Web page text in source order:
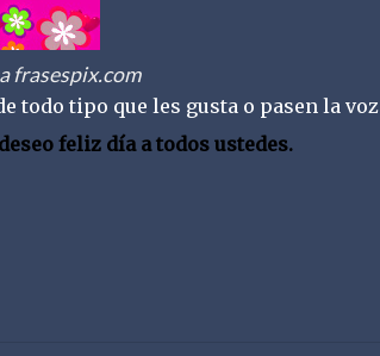
frasespix.com
todo tipo que les gusta o pasen la voz
feliz día a todos ustedes.